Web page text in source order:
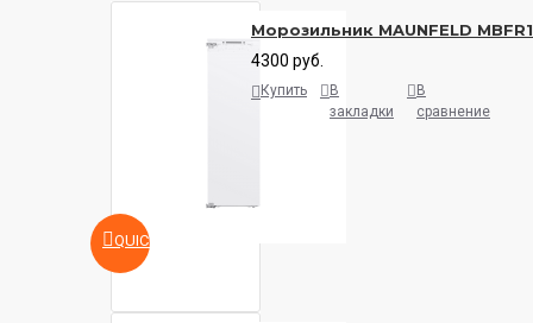
QUICKVIEW
Морозильник MAUNFELD
4300 руб.
Купить
В
закладки
В
сравнение